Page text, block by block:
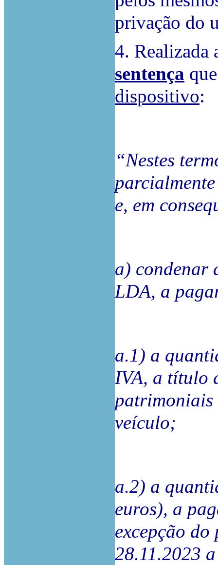
privação do
4.
sentença
dispositivo:
“Nestes
e, em
a) condenar
LDA, a
a.1) a
IVA, a título
patrimoniais
veículo;
a.2) a
euros), a
excepção
28.11.2023